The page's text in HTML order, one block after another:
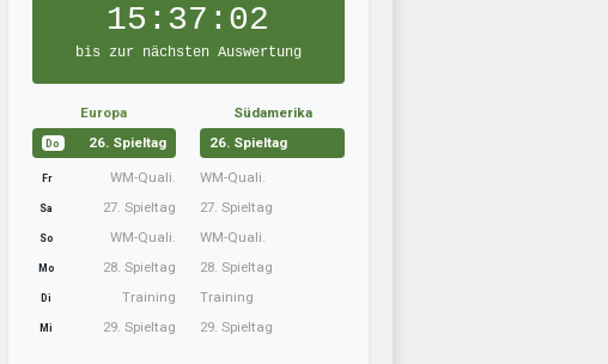
15:37:01
bis zur nächsten Auswertung
Europa
Do 26. Spieltag
Fr WM-Quali.
Sa 27. Spieltag
So WM-Quali.
Mo 28. Spieltag
Di Training
Mi 29. Spieltag
Südamerika
26. Spieltag
WM-Quali.
27. Spieltag
WM-Quali.
28. Spieltag
Training
29. Spieltag